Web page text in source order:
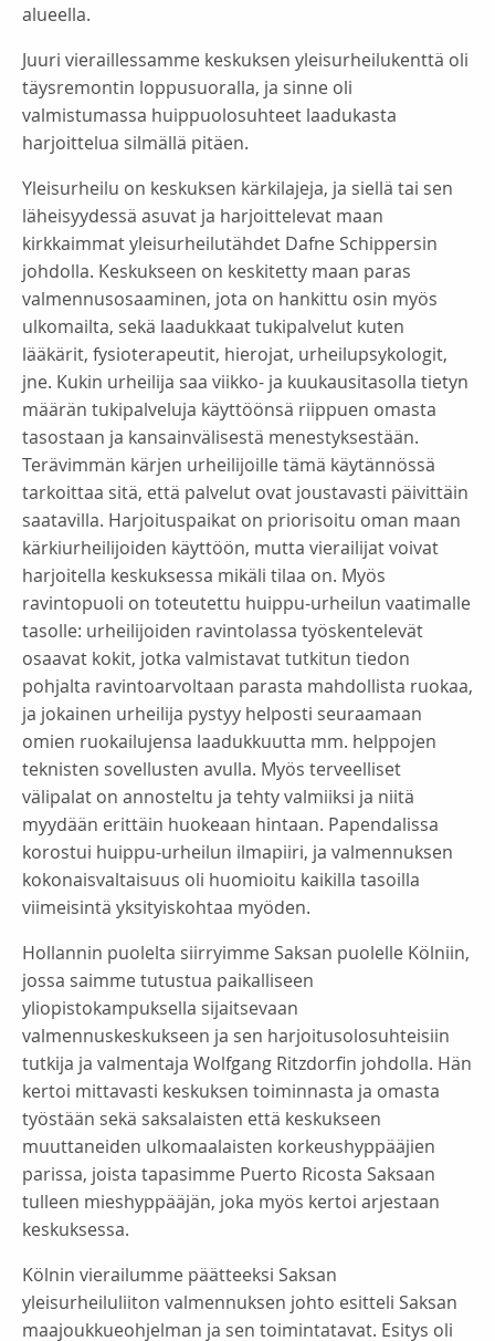
alueella.
Juuri vieraillessamme keskuksen yleisurheilukenttä oli
täysremontin loppusuoralla, ja sinne oli
valmistumassa huippuolosuhteet laadukasta
harjoittelua silmällä pitäen.
Yleisurheilu on keskuksen kärkilajeja, ja siellä tai sen
läheisyydessä asuvat ja harjoittelevat maan
kirkkaimmat yleisurheilutähdet Dafne Schippersin
johdolla. Keskukseen on keskitetty maan paras
valmennusosaaminen, jota on hankittu osin myös
ulkomailta, sekä laadukkaat tukipalvelut kuten
lääkärit, fysioterapeutit, hierojat, urheilupsykologit,
jne. Kukin urheilija saa viikko- ja kuukausitasolla tietyn
määrän tukipalveluja käyttöönsä riippuen omasta
tasostaan ja kansainvälisestä menestyksestään.
Terävimmän kärjen urheilijoille tämä käytännössä
tarkoittaa sitä, että palvelut ovat joustavasti päivittäin
saatavilla. Harjoituspaikat on priorisoitu oman maan
kärkiurheilijoiden käyttöön, mutta vierailijat voivat
harjoitella keskuksessa mikäli tilaa on. Myös
ravintopuoli on toteutettu huippu-urheilun vaatimalle
tasolle: urheilijoiden ravintolassa työskentelevät
osaavat kokit, jotka valmistavat tutkitun tiedon
pohjalta ravintoarvoltaan parasta mahdollista ruokaa,
ja jokainen urheilija pystyy helposti seuraamaan
omien ruokailujensa laadukkuutta mm. helppojen
teknisten sovellusten avulla. Myös terveelliset
välipalat on annosteltu ja tehty valmiiksi ja niitä
myydään erittäin huokeaan hintaan. Papendalissa
korostui huippu-urheilun ilmapiiri, ja valmennuksen
kokonaisvaltaisuus oli huomioitu kaikilla tasoilla
viimeisintä yksityiskohtaa myöden.
Hollannin puolelta siirryimme Saksan puolelle Kölniin,
jossa saimme tutustua paikalliseen
yliopistokampuksella sijaitsevaan
valmennuskeskukseen ja sen harjoitusolosuhteisiin
tutkija ja valmentaja Wolfgang Ritzdorfin johdolla. Hän
kertoi mittavasti keskuksen toiminnasta ja omasta
työstään sekä saksalaisten että keskukseen
muuttaneiden ulkomaalaisten korkeushyppääjien
parissa, joista tapasimme Puerto Ricosta Saksaan
tulleen mieshyppääjän, joka myös kertoi arjestaan
keskuksessa.
Kölnin vierailumme päätteeksi Saksan
yleisurheiluliiton valmennuksen johto esitteli Saksan
maajoukkueohjelman ja sen toimintatavat. Esitys oli